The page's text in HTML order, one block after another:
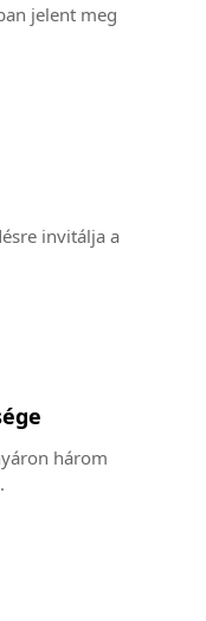
jelent meg
invitálja a
három